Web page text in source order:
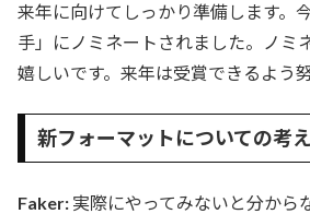
来年に向けてしっかり準備します。
手」にノミネートされました。ノミ
嬉しいです。来年は受賞できるよう努
新フォーマットについての考え
Faker: 実際にやってみないと分から